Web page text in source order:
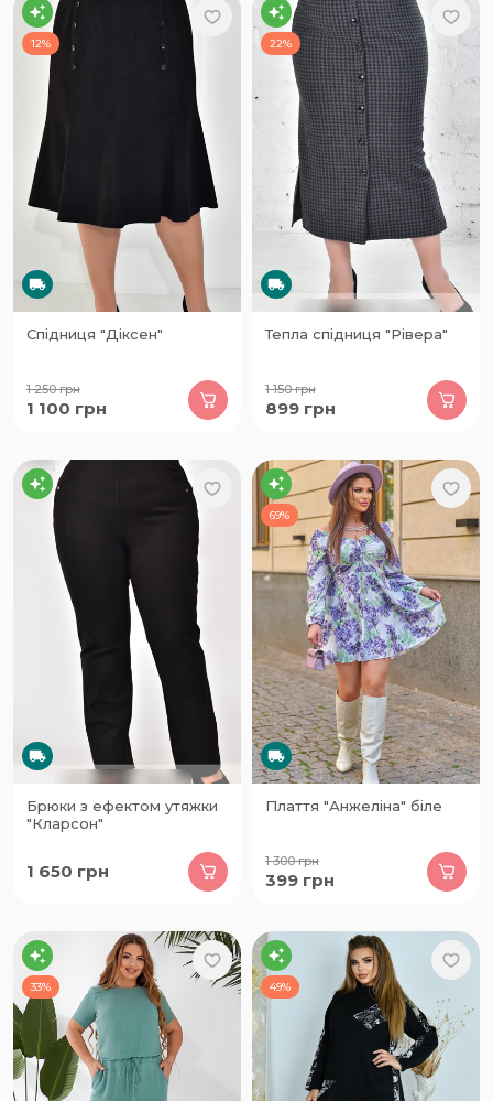
12%
Спідниця "Діксен"
1 250грн
1 100 грн
22%
Тепла спідниця "Рівера"
1 150грн
899 грн
Брюки з ефектом утяжки
"Кларсон"
1 650 грн
69%
Плаття "Анжеліна" біле
1 300грн
399 грн
33% 49%